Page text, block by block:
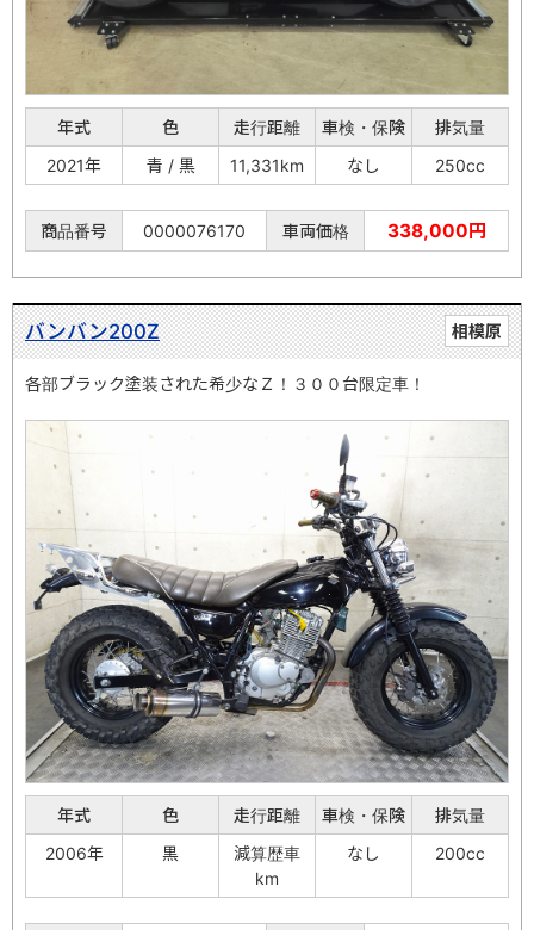
年式 色 走行距離 車検・保険
排気量
2021年
青 / 黒 11,331km なし 250cc
商品番号 0000076170 車両価格 338,000円
相模原
バンバン200Z
各部ブラック塗装された希少なＺ！３００台限定車！
年式 色 走行距離 車検・保険
排気量
2006年
黒
減算歴車
km
なし 200cc